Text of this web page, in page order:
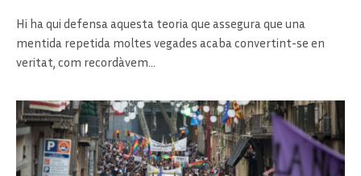
Hi ha qui defensa aquesta teoria que assegura que una
mentida repetida moltes vegades acaba convertint-se en
veritat, com recordàvem…